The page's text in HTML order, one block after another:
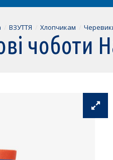
ВЗУТТЯ Хлопчикам
чоботи